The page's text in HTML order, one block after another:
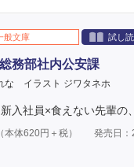
般文庫 試し
務部社内公安課
な イラスト ジワタネホ
入社員×食えない先輩の
本体620円＋税） 発売日：